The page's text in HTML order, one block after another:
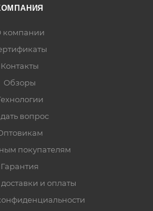
компании
Контакты
Обзоры
вопрос
покупателям
Гарантия
и оплаты